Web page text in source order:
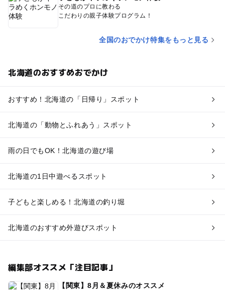
その道のプロに教わる
こだわりの親子体験プログラム！
全国のおでかけ特集をもっと見る
北海道のおすすめおでかけ
おすすめ！北海道の「日帰り」スポット
北海道の「動物とふれあう」スポット
雨の日でもOK！北海道の遊び場
北海道の1日中遊べるスポット
子どもと楽しめる！北海道の釣り堀
北海道のおすすめ外遊びスポット
編集部オススメ「注目記事」
【関東】8月＆夏休みのオススメ